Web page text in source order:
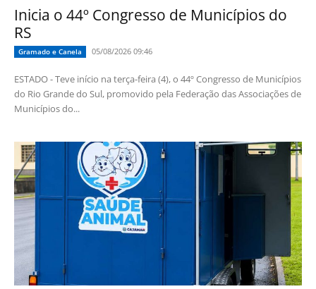
Inicia o 44º Congresso de Municípios do
RS
Gramado e Canela 05/08/2026 09:46
ESTADO - Teve início na terça-feira (4), o 44º Congresso de Municípios
do Rio Grande do Sul, promovido pela Federação das Associações de
Municípios do...